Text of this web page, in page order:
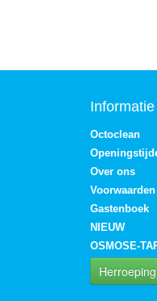
Informatie
Octoclean
Over ons
Voorwaarden
Gastenboek
NIEUW
OSMOSE-
Herroeping